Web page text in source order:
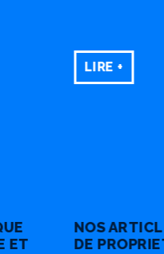
DE TITRE